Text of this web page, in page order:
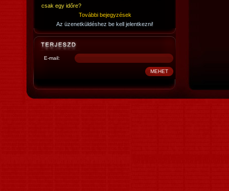
csak egy időre?
További bejegyzések
Az üzenetküldéshez be kell jelentkezni!
E-mail: